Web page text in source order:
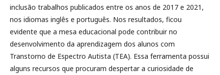
inclusão trabalhos publicados entre os anos de 2017 e 2021,
nos idiomas inglês e português. Nos resultados, ficou
evidente que a mesa educacional pode contribuir no
desenvolvimento da aprendizagem dos alunos com
Transtorno de Espectro Autista (TEA). Essa ferramenta possui
alguns recursos que procuram despertar a curiosidade de